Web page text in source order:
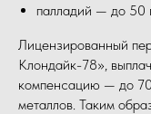
палладий — до 50
Лицензированный
Клондайк-78»,
компенсацию — до
металлов. Таким